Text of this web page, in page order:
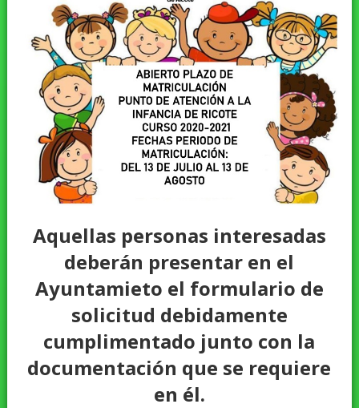
Aquellas personas interesadas
deberán presentar en el
Ayuntamieto el formulario de
solicitud debidamente
cumplimentado junto con la
documentación que se requiere
en él.